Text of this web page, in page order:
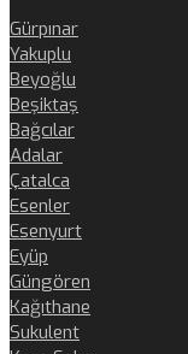
Gürpınar
Yakuplu
Beyoğlu
Beşiktaş
Bağcılar
Adalar
Çatalca
Esenler
Esenyurt
Eyüp
Güngören
Kağıthane
Sukulent